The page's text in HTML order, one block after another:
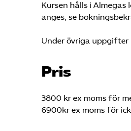
Kursen hålls i
anges, se
Under övriga uppgifter
Pris
3800 kr ex moms för
6900kr ex moms för